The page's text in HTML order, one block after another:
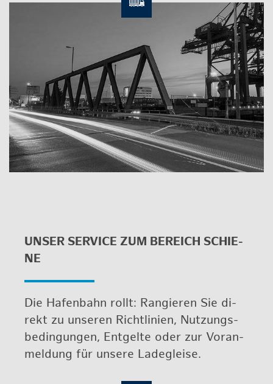
UNSER SER­VICE ZUM BE­REICH SCHIE­
NE
Die Ha­fen­bahn rollt: Ran­gie­ren Sie di­
rekt zu un­se­ren Richt­li­ni­en, Nut­zungs­
be­din­gun­gen, Ent­gel­te oder zur Vor­an­
mel­dung für un­se­re La­de­glei­se.